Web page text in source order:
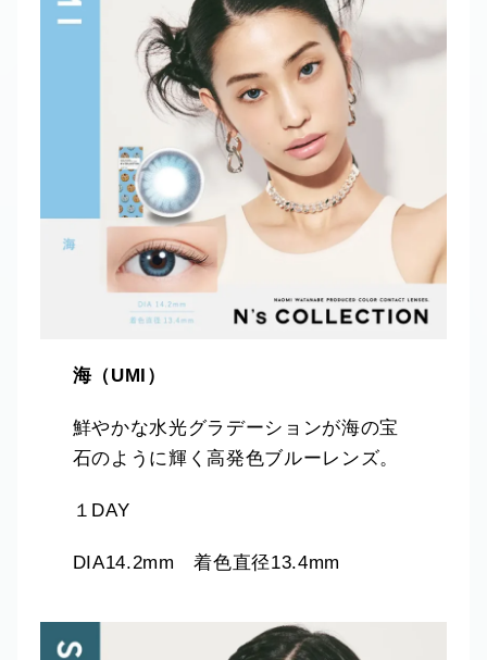
海（UMI）
鮮やかな水光グラデーションが海の宝
石のように輝く高発色ブルーレンズ。
１DAY
DIA14.2mm 着色直径13.4mm